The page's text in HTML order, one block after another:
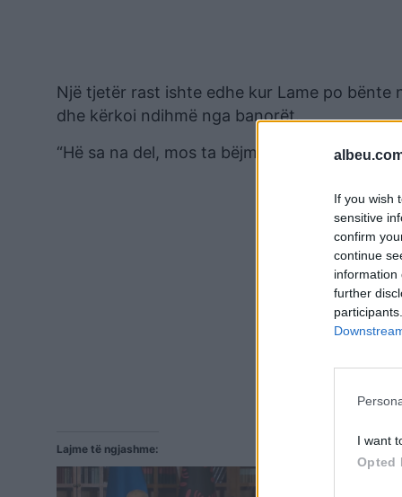
If you wish
sensitive
confirm
continue
information
further
I want
Opted
Një tjetër rast ishte edhe kur Lame po bënte
dhe kërkoi ndihmë nga banorët.
“Hë sa na del, mos ta bëjmë si Basha tani”,
Lajme të ngjashme: